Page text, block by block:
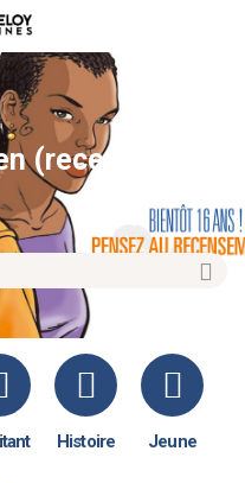
(recensement
Histoire Jeune